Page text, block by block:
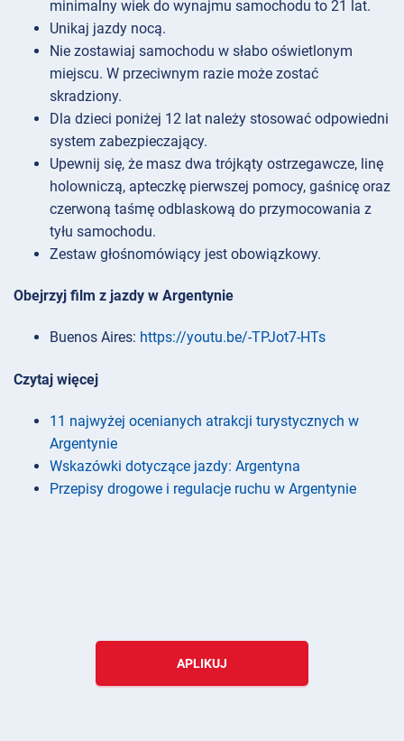
minimalny wiek do wynajmu samochodu to 21 lat.
Unikaj jazdy nocą.
Nie zostawiaj samochodu w słabo oświetlonym
miejscu. W przeciwnym razie może zostać
skradziony.
Dla dzieci poniżej 12 lat należy stosować odpowiedni
system zabezpieczający.
Upewnij się, że masz dwa trójkąty ostrzegawcze, linę
holowniczą, apteczkę pierwszej pomocy, gaśnicę oraz
czerwoną taśmę odblaskową do przymocowania z
tyłu samochodu.
Zestaw głośnomówiący jest obowiązkowy.
Obejrzyj film z jazdy w Argentynie
Buenos Aires: https://youtu.be/-TPJot7-HTs
Czytaj więcej
11 najwyżej ocenianych atrakcji turystycznych w
Argentynie
Wskazówki dotyczące jazdy: Argentyna
Przepisy drogowe i regulacje ruchu w Argentynie
APLIKUJ